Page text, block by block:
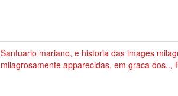
Santuario mariano, e historia das images
milagrosamente apparecidas, em graca dos..,